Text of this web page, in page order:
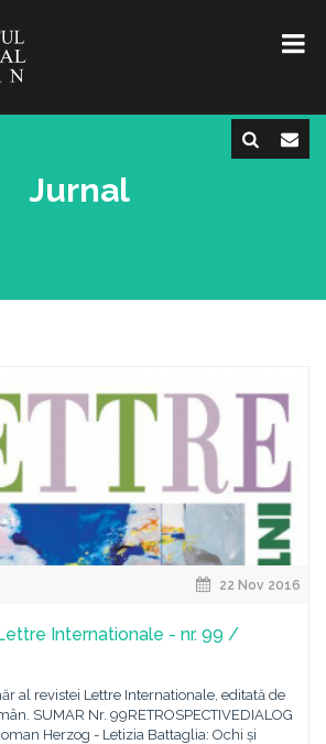
Jurnal
22 Nov 2016
Internationale - nr. 99 /
al revistei Lettre Internationale, editată de
SUMAR Nr. 99RETROSPECTIVEDIALOG
Herzog - Letizia Battaglia: Ochi și